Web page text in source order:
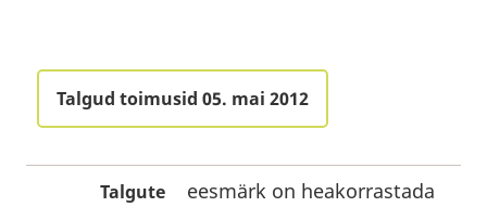
Talgud toimusid 05. mai 2012
Talgute
eesmärk on heakorrastada